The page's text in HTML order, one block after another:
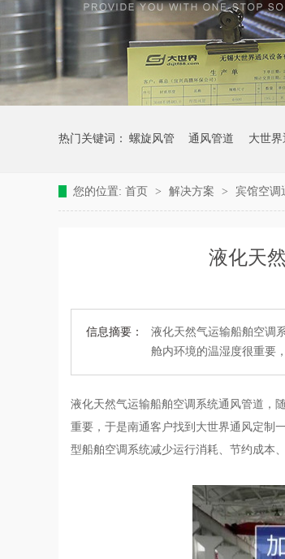
热门关键词： 螺旋风管 通风管道 大世界
您的位置: 首页 > 解决方案 > 宾馆空调
液化天
信息摘要：
液化天然气运输船舶空调
舱内环境的温湿度很重要
液化天然气运输船舶空调系统通风管道，
重要，于是南通客户找到大世界通风定制
型船舶空调系统减少运行消耗、节约成本、